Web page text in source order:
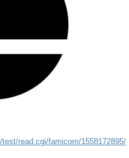
read.cgi/famicom/1558172895/